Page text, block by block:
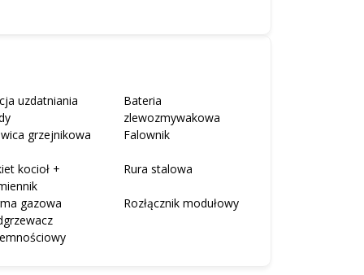
uzdatniania
Bateria
zlewozmywakowa
grzejnikowa
Falownik
kocioł +
Rura stalowa
gazowa
Rozłącznik modułowy